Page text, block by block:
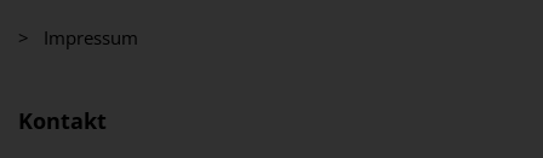
> Impressum
Kontakt